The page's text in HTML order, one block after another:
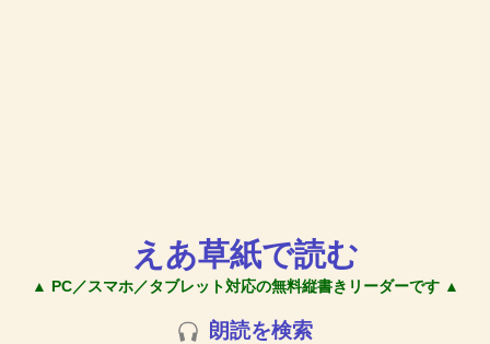
えあ草紙で読む
▲ PC／スマホ／タブレット対応の無料縦書きリーダーです ▲
朗読を検索